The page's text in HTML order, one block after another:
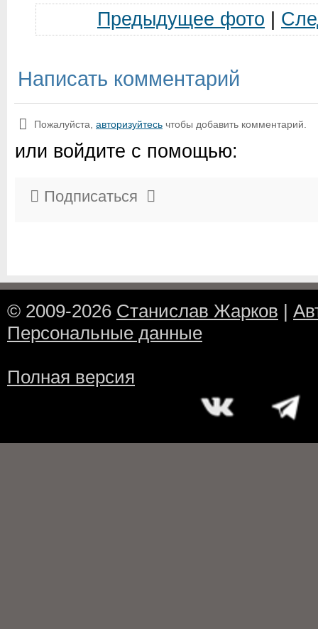
Предыдущее фото
Написать комментарий
Пожалуйста, авторизуйтесь чтобы добавить комментарий.
или войдите с помощью:
Подписаться
© 2009-2026 Станислав Жарков |
Персональные данные
Полная версия